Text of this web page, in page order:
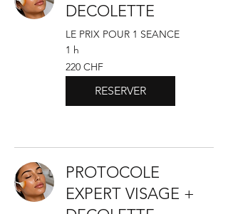
DECOLETTE
LE PRIX POUR 1 SEANCE
1 h
220
francs
suisses
220 CHF
RESERVER
PROTOCOLE
EXPERT VISAGE +